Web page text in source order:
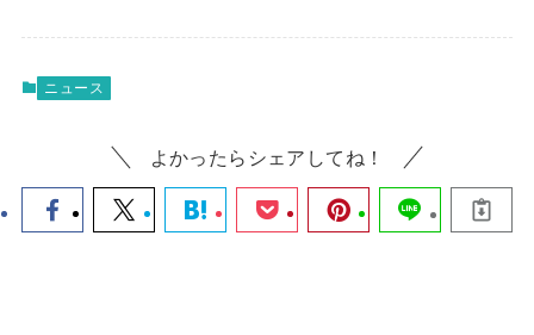
ニュース
よかったらシェアしてね！